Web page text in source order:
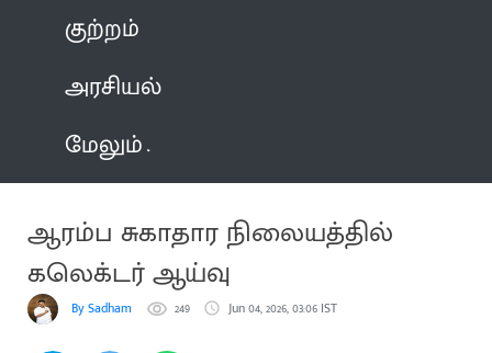
குற்றம்
அரசியல்
மேலும்
ஆரம்ப சுகாதார நிலையத்தில்
கலெக்டர் ஆய்வு
By Sadham 249 Jun 04, 2026, 03:06 IST